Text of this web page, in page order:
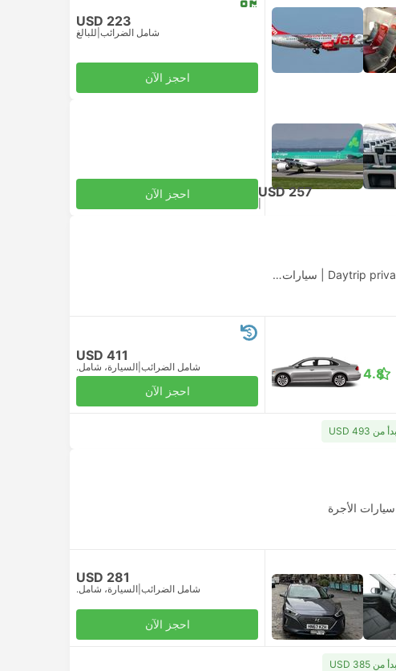
USD 223
شامل الضرائب للبالغ
احجز الآن
USD 257 احجز الآن
سيارات الأجرة
4.8
USD 411
شامل الضرائب السيارة، شامل.
احجز الآن
سيارات الأجرة
USD 281
شامل الضرائب السيارة، شامل.
احجز الآن